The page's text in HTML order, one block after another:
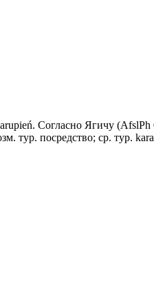
Согласно Ягичу
тур. посредство; ср. тур.